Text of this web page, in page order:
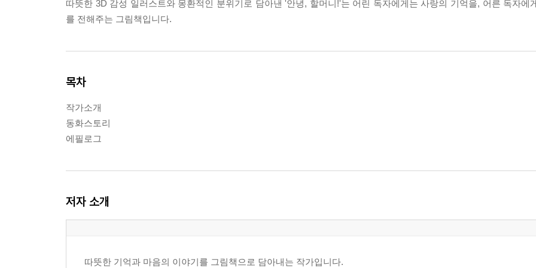
따뜻한 3D 감성 일러스트와 몽환적인 분위기로 담아낸 '안녕, 할머니!'는 어린 독자에게는 사랑의 기억을, 어른 독자에
를 전해주는 그림책입니다.
목차
작가소개
동화스토리
에필로그
저자 소개
따뜻한 기억과 마음의 이야기를 그림책으로 담아내는 작가입니다.